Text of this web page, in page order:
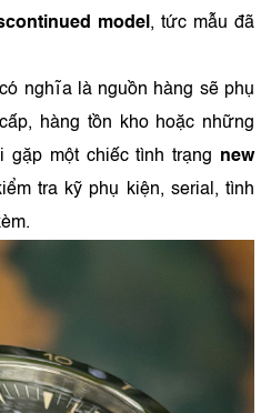
model , tức mẫu đã
nghĩa là nguồn hàng sẽ phụ
hàng tồn kho hoặc những
gặp một chiếc tình trạng new
tra kỹ phụ kiện, serial, tình